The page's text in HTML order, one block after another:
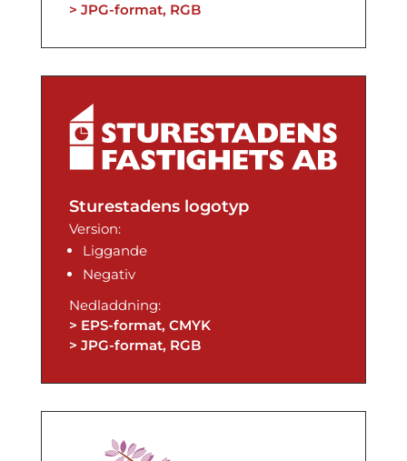
> JPG-format, RGB
Sturestadens logotyp
Version:
Liggande
Negativ
Nedladdning:
> EPS-format, CMYK
> JPG-format, RGB